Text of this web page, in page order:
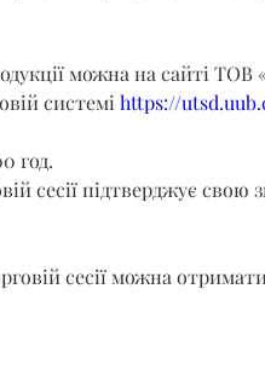
можна на сайті ТОВ
системі https://
год.
сесії підтверджує свою
сесії можна